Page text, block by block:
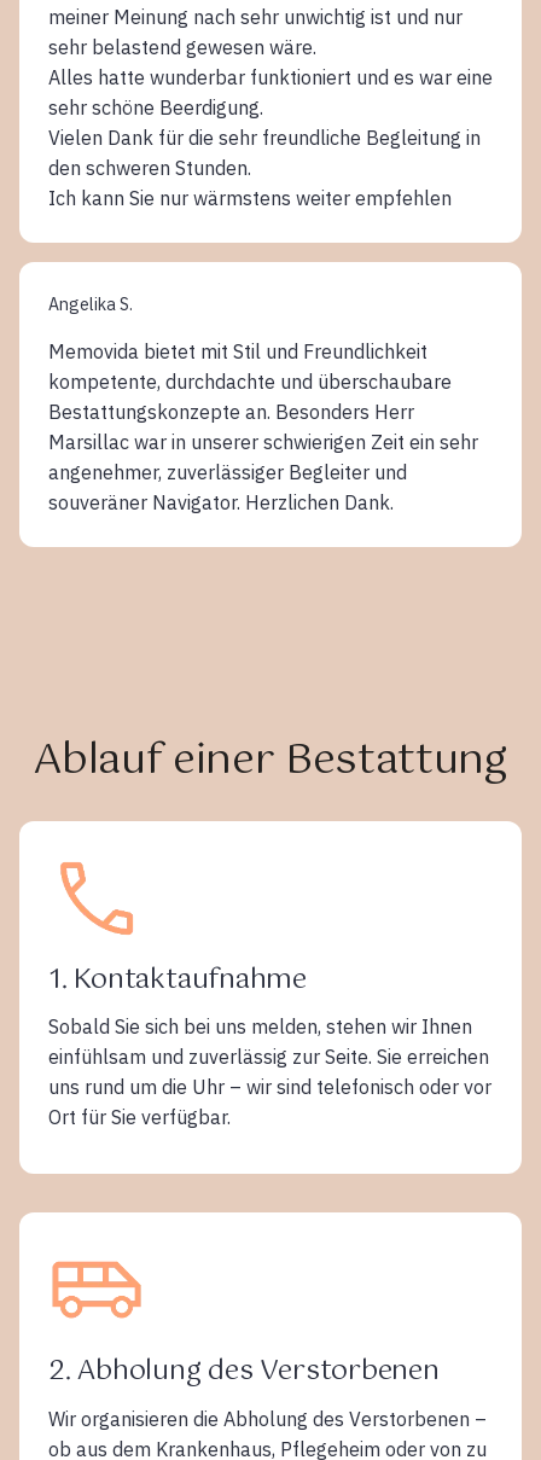
meiner Meinung nach sehr unwichtig ist und nur
sehr belastend gewesen wäre.
Alles hatte wunderbar funktioniert und es war eine
sehr schöne Beerdigung.
Vielen Dank für die sehr freundliche Begleitung in
den schweren Stunden.
Ich kann Sie nur wärmstens weiter empfehlen
Angelika S.
Memovida bietet mit Stil und Freundlichkeit
kompetente, durchdachte und überschaubare
Bestattungskonzepte an. Besonders Herr
Marsillac war in unserer schwierigen Zeit ein sehr
angenehmer, zuverlässiger Begleiter und
souveräner Navigator. Herzlichen Dank.
Ablauf einer Bestattung
1. Kontaktaufnahme
Sobald Sie sich bei uns melden, stehen wir Ihnen
einfühlsam und zuverlässig zur Seite. Sie erreichen
uns rund um die Uhr – wir sind telefonisch oder vor
Ort für Sie verfügbar.
2. Abholung des Verstorbenen
Wir organisieren die Abholung des Verstorbenen –
ob aus dem Krankenhaus, Pflegeheim oder von zu